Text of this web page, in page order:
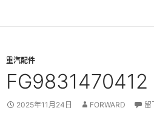
重汽配件
FG9831470412
2025年11月24日 FORWARD 留